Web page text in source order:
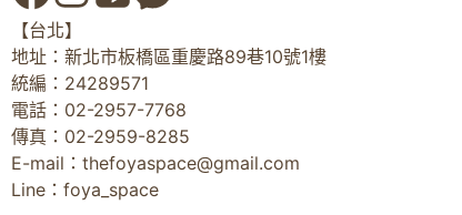
【台北】
地址：新北市板橋區重慶路89巷10號1樓
統編：24289571
電話：02-2957-7768
傳真：02-2959-8285
E-mail： thefoyaspace@gmail.com
Line：foya_space